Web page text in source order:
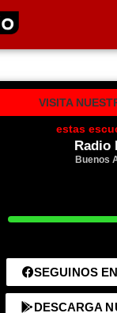
VISITA
estas
Radio
Buenos
SEGUINOS
DESCARGA